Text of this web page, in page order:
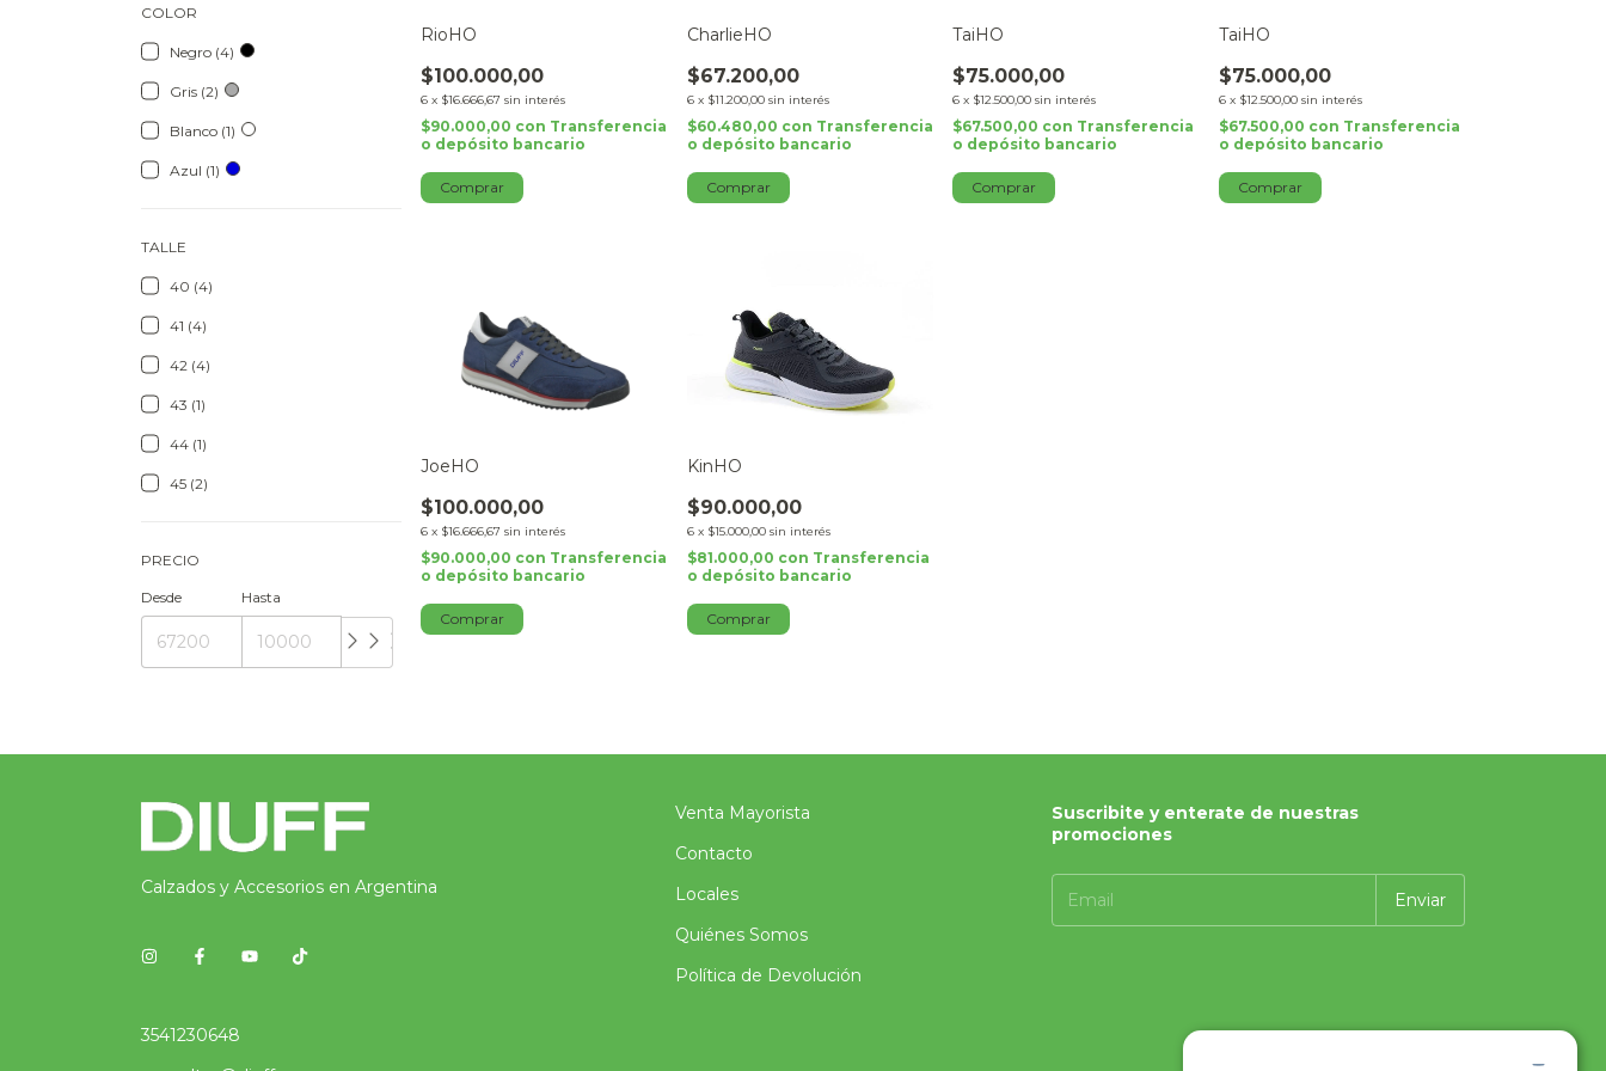
COLOR
Negro (4)
Gris (2)
Blanco (1)
Azul (1)
TALLE
40 (4)
41 (4)
42 (4)
43 (1)
44 (1)
45 (2)
PRECIO
Desde Hasta
RioHO
$100.000,00
6 x $16.666,67 sin interés
$90.000,00 con Transferencia
o depósito bancario
Comprar
CharlieHO
$67.200,00
6 x $11.200,00 sin interés
$60.480,00 con Transferencia
o depósito bancario
Comprar
TaiHO
$75.000,00
6 x $12.500,00 sin interés
$67.500,00 con Transferencia
o depósito bancario
Comprar
TaiHO
$75.000,00
6 x $12.500,00 sin interés
$67.500,00 con Transferencia
o depósito bancario
Comprar
JoeHO
$100.000,00
6 x $16.666,67 sin interés
$90.000,00 con Transferencia
o depósito bancario
Comprar
KinHO
$90.000,00
6 x $15.000,00 sin interés
$81.000,00 con Transferencia
o depósito bancario
Comprar
Calzados y Accesorios en Argentina
3541230648
Venta Mayorista
Contacto
Locales
Quiénes Somos
Política de Devolución
Suscribite y enterate de nuestras
promociones